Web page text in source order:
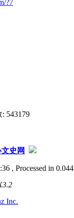
?7
543179
史网
, Processed in
Inc.